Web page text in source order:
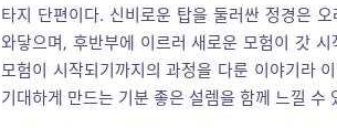
타지 단편이다. 신비로운 탑을 둘러싼 정경은
와닿으며, 후반부에 이르러 새로운 모험이 갓
모험이 시작되기까지의 과정을 다룬 이야기라
기대하게 만드는 기분 좋은 설렘을 함께 느낄 수